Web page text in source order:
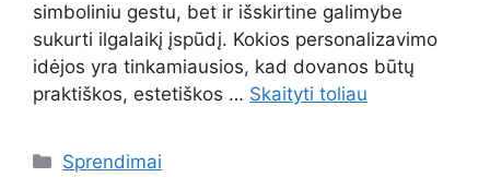
simboliniu gestu, bet ir išskirtine galimybe
sukurti ilgalaikį įspūdį. Kokios personalizavimo
idėjos yra tinkamiausios, kad dovanos būtų
praktiškos, estetiškos … Skaityti toliau
Kategorijos
Sprendimai